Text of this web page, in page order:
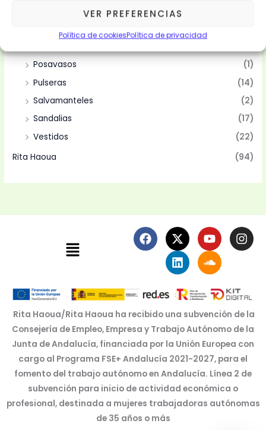
VER PREFERENCIAS
Política de cookiesPolítica de privacidad
Posavasos
(1)
Pulseras
(14)
Salvamanteles
(2)
Sandalias
(17)
Vestidos
(22)
Rita Haoua
(94)
Menú
F
a
c
o
o
k
X
-
t
w
i
t
t
e
r
Y
o
u
t
u
b
e
I
n
s
g
r
a
m
L
i
n
k
e
d
i
n
S
o
u
n
d
c
o
u
d
Rita Haoua/Rita Haoua ha recibido una subvención de la
Consejería de Empleo, Empresa y Trabajo Autónomo de la
Junta de Andalucía, financiada por la Unión Europea con
cargo al Programa FSE+ Andalucía 2021-2027, para el
fomento del trabajo autónomo en Andalucía. Línea 2 de
subvención para inicio de actividad económica o
profesional, destinada a mujeres trabajadoras autónomas
de 35 años o más